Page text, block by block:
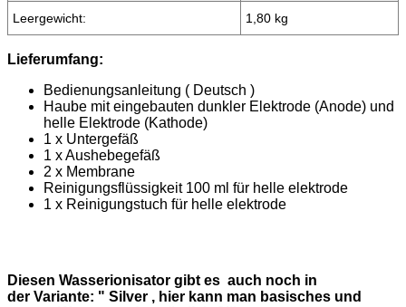
Leergewicht: 1,80 kg
Lieferumfang:
Bedienungsanleitung ( Deutsch )
Haube mit eingebauten dunkler Elektrode (Anode) und
helle Elektrode (Kathode)
1 x Untergefäß
1 x Aushebegefäß
2 x Membrane
Reinigungsflüssigkeit 100 ml für helle elektrode
1 x Reinigungstuch für helle elektrode
Diesen Wasserionisator gibt es auch noch in
der Variante: " Silver , hier kann man basisches und